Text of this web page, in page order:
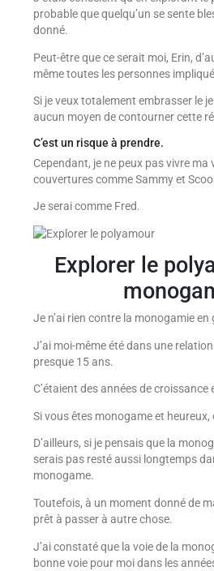
probable que quelqu’un se sente
donné.
Peut-être que ce serait moi, Erin,
même toutes les personnes
Si je veux totalement embrasser le
aucun moyen de contourner cette
C’est un risque à prendre.
Cependant, je ne peux pas vivre ma
couvertures comme Sammy et
Je serai comme Fred.
Explorer le
Je n’ai rien contre la monogamie en
J’ai moi-même été dans une
presque 15 ans.
C’étaient des années de croissance
Si vous êtes monogame et heureux,
D’ailleurs, si je pensais que la
serais pas resté aussi longtemps
monogame.
Toutefois, à un moment donné de
prêt à passer à autre chose.
J’ai constaté que la voie de la
bonne voie pour moi dans les